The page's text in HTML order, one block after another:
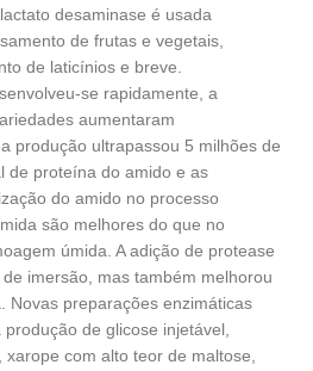
desaminase é usada
de frutas e vegetais,
de laticínios e breve.
se rapidamente, a
aumentaram
produção ultrapassou 5 milhões de
de proteína do amido e as
do amido no processo
são melhores do que no
úmida. A adição de protease
imersão, mas também melhorou
Novas preparações enzimáticas
de glicose injetável,
com alto teor de maltose,